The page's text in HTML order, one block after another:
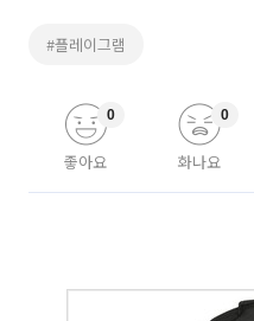
#플레이그램
좋아요
0
화나요
0